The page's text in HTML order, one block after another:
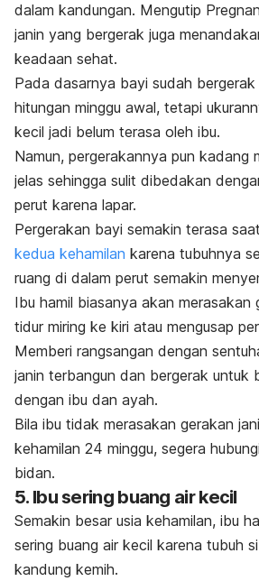
dalam kandungan. Mengutip
janin yang bergerak juga
keadaan sehat.
Pada dasarnya bayi sudah bergerak
hitungan minggu awal, tetapi
kecil jadi belum terasa oleh ibu.
Namun, pergerakannya pun kadang
jelas sehingga sulit dibedakan
perut karena lapar.
Pergerakan bayi semakin terasa
kedua kehamilan karena tubuhnya
ruang di dalam perut semakin
Ibu hamil biasanya akan merasakan
tidur miring ke kiri atau mengusap
Memberi rangsangan dengan
janin terbangun dan bergerak untuk
dengan ibu dan ayah.
Bila ibu tidak merasakan gerakan
kehamilan 24 minggu, segera
bidan.
5. Ibu sering buang air kecil
Semakin besar usia kehamilan, ibu
sering buang air kecil karena tubuh
kandung kemih.